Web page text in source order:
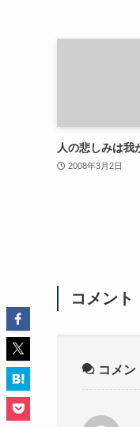
人の悲しみは我
2008年3月2日
コメント
コメン